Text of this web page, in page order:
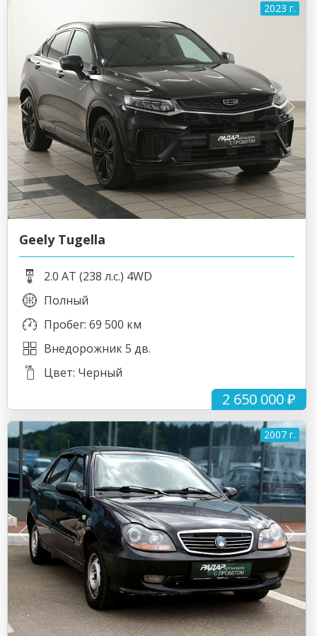
2023 г.
2 650 000 ₽
Geely Tugella
2.0 AT (238 л.с.) 4WD
Полный
Пробег: 69 500 км
Внедорожник 5 дв.
Цвет: Черный
2007 г.